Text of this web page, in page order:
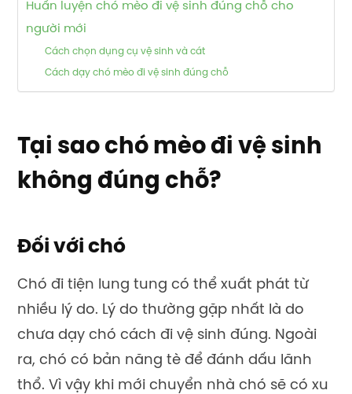
Huấn luyện chó mèo đi vệ sinh đúng chỗ cho
người mới
Cách chọn dụng cụ vệ sinh và cát
Cách dạy chó mèo đi vệ sinh đúng chỗ
Tại sao chó mèo đi vệ sinh
không đúng chỗ?
Đối với chó
Chó đi tiện lung tung có thể xuất phát từ
nhiều lý do. Lý do thường gặp nhất là do
chưa dạy chó cách đi vệ sinh đúng. Ngoài
ra, chó có bản năng tè để đánh dấu lãnh
thổ. Vì vậy khi mới chuyển nhà chó sẽ có xu